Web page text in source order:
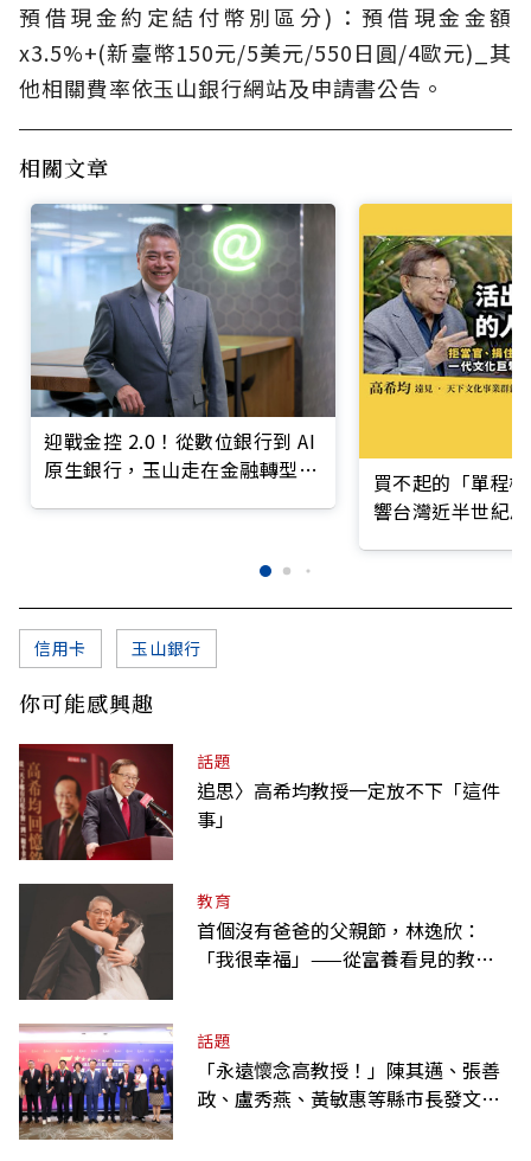
預借現金約定結付幣別區分)：預借現金金額
x3.5%+(新臺幣150元/5美元/550日圓/4歐元)_其
他相關費率依玉山銀行網站及申請書公告。
相關文章
迎戰金控 2.0！從數位銀行到 AI
原生銀行，玉山走在金融轉型最
買不起的「單程
響台灣近半世紀
信用卡 玉山銀行
你可能感興趣
話題
追思〉高希均教授一定放不下「這件
事」
教育
首個沒有爸爸的父親節，林逸欣：
「我很幸福」——從富養看見的教養
話題
「永遠懷念高教授！」陳其邁、張善
政、盧秀燕、黃敏惠等縣市長發文弔